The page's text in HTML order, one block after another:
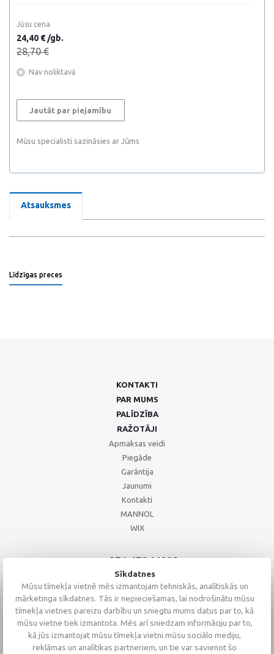
Jūsu cena
24,40 € /gb.
28,70 €
Nav noliktavā
Jautāt par piejamību
Mūsu specialisti sazināsies ar Jūms
Atsauksmes
Līdzīgas preces
KONTAKTI
PAR MUMS
PALĪDZĪBA
RAŽOTĀJI
Apmaksas veidi
Piegāde
Garāntija
Jaunumi
Kontakti
MANNOL
WIX
+371 67244008
+371 67271055
+371 26002793
Sīkdatnes
Mūsu tīmekļa vietnē mēs izmantojam tehniskās, analītiskās un
mārketinga sīkdatnes. Tās ir nepieciešamas, lai nodrošinātu mūsu
tīmekļa vietnes pareizu darbību un sniegtu mums datus par to, kā
mūsu vietne tiek izmantota. Mēs arī sniedzam informāciju par to,
kā jūs izmantojat mūsu tīmekļa vietni mūsu sociālo mediju,
reklāmas un analītikas partneriem, un tie var savienot šo